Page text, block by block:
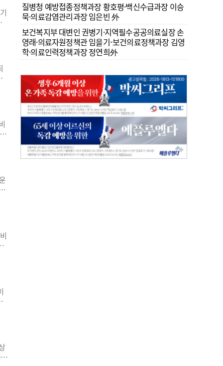
질병청 예방접종정책과장 황호평·백신수급과장 이승
묵·의료감염관리과장 임은빈 外
보건복지부 대변인 권병기·지역필수공공의료실장 손
영래·의료자원정책관 임을기-보건의료정책과장 김영
학·의료인력정책과장 정연희外